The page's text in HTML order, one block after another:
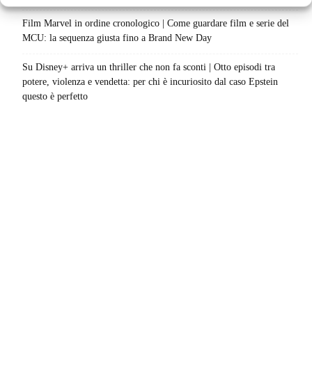
Film Marvel in ordine cronologico | Come guardare film e serie del
MCU: la sequenza giusta fino a Brand New Day
Su Disney+ arriva un thriller che non fa sconti | Otto episodi tra
potere, violenza e vendetta: per chi è incuriosito dal caso Epstein
questo è perfetto